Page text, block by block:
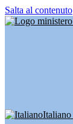
Salta al contenuto
Italiano